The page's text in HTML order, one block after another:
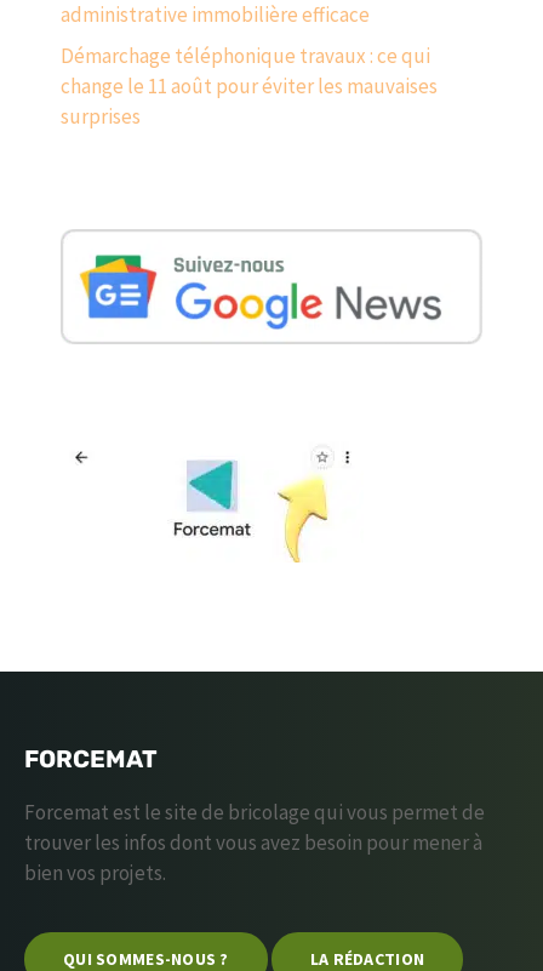
administrative immobilière efficace
Démarchage téléphonique travaux : ce qui
change le 11 août pour éviter les mauvaises
surprises
FORCEMAT
Forcemat est le site de bricolage qui vous permet de
trouver les infos dont vous avez besoin pour mener à
bien vos projets.
QUI SOMMES-NOUS ? LA RÉDACTION